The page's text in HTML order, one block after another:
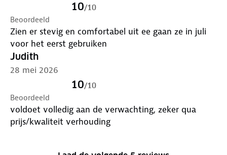
10/10
Beoordeeld
Zien er stevig en comfortabel uit ee gaan ze in juli
voor het eerst gebruiken
Judith
28 mei 2026
10/10
Beoordeeld
voldoet volledig aan de verwachting, zeker qua
prijs/kwaliteit verhouding